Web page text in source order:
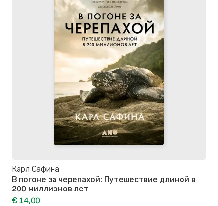
Карл Сафина
В погоне за черепахой: Путешествие длиной в
200 миллионов лет
€ 14,00